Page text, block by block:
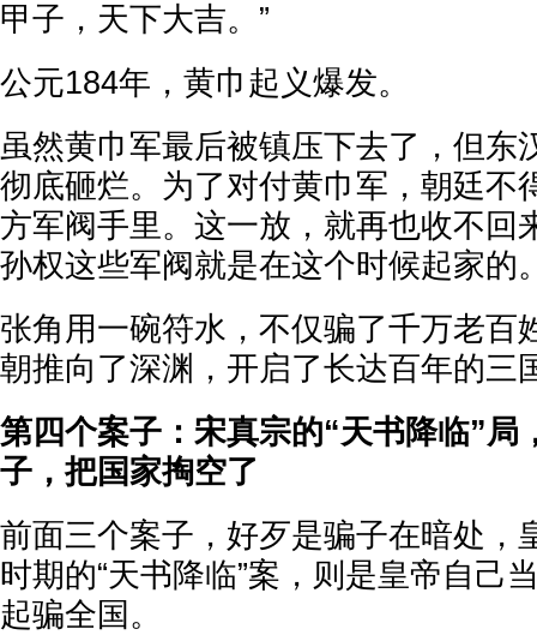
甲子，天下大吉。”
公元184年，黄巾起义爆发。
虽然黄巾军最后被镇压下去了，但东
彻底砸烂。为了对付黄巾军，朝廷不
方军阀手里。这一放，就再也收不回
孙权这些军阀就是在这个时候起家的
张角用一碗符水，不仅骗了千万老百
朝推向了深渊，开启了长达百年的三
第四个案子：宋真宗的“天书降临”局
子，把国家掏空了
前面三个案子，好歹是骗子在暗处，
时期的“天书降临”案，则是皇帝自己
起骗全国。